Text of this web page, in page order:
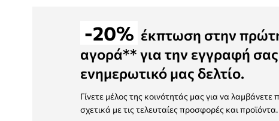
-20% έκπτωση στην
αγορά** για την εγγραφή
ενημερωτικό μας δελτίο.
Γίνετε μέλος της κοινότητάς μας για να λαμβάνετε
σχετικά με τις τελευταίες προσφορές και προϊόντα.